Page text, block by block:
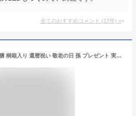
全てのおすすめコメント (17件) >
一双 瑞雲 男性用 一膳 桐箱入り 還暦祝い 敬老の日 孫 プレゼント 実用的 おしゃれ ギフト 誕生日 バレンタイン 贈り物 クリスマス 内祝い お返し 高級 定年 退職祝い 若狭塗箸 記念品 初任給 父の日 還暦 古希 喜寿 米寿 父 お父さん